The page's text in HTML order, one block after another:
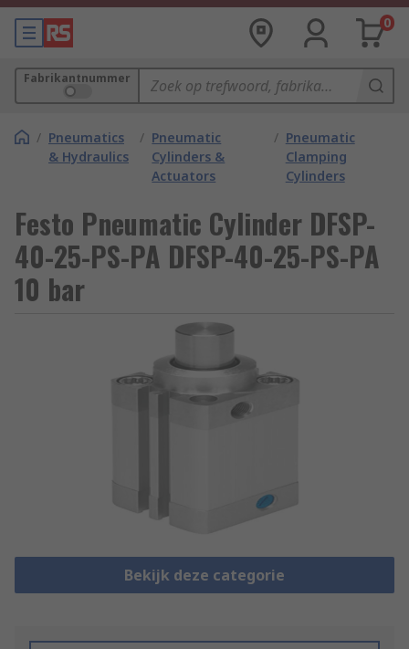
0
Fabrikantnummer
/ Pneumatics
& Hydraulics
/ Pneumatic
Cylinders &
Actuators
/ Pneumatic
Clamping
Cylinders
Festo Pneumatic Cylinder DFSP-
40-25-PS-PA DFSP-40-25-PS-PA
10 bar
Bekijk deze categorie